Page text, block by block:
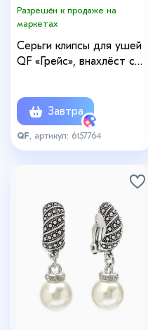
Разрешён к продаже на
маркетах
Серьги клипсы для ушей
QF «Грейс», внахлёст с
Завтра
QF , артикул: 6157764